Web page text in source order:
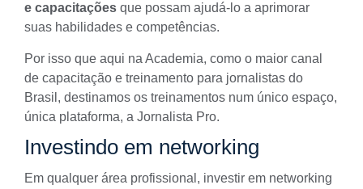
e capacitações que possam ajudá-lo a aprimorar
suas habilidades e competências.
Por isso que aqui na Academia, como o maior canal
de capacitação e treinamento para jornalistas do
Brasil, destinamos os treinamentos num único espaço,
única plataforma, a Jornalista Pro.
Investindo em networking
Em qualquer área profissional, investir em networking